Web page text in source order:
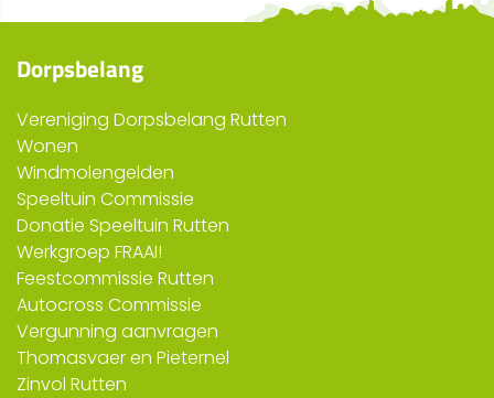
Dorpsbelang
Vereniging Dorpsbelang Rutten
Wonen
Windmolengelden
Speeltuin Commissie
Donatie Speeltuin Rutten
Werkgroep FRAAI!
Feestcommissie Rutten
Autocross Commissie
Vergunning aanvragen
Thomasvaer en Pieternel
Zinvol Rutten